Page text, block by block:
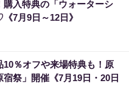
購入特典の「ウォーターシ
7月9日～12日》
10％オフや来場特典も！原
祭」開催《7月19日・20日